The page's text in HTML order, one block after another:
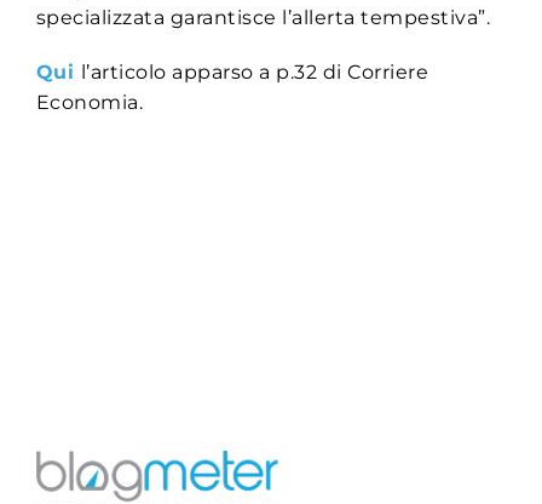
specializzata garantisce l’allerta tempestiva”.
Qui l’articolo apparso a p.32 di Corriere
Economia.